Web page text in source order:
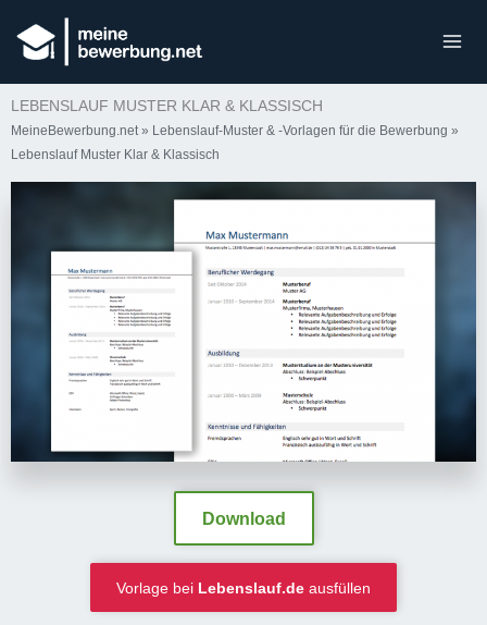
LEBENSLAUF MUSTER KLAR & KLASSISCH
MeineBewerbung.net » Lebenslauf-Muster & -Vorlagen für die Bewerbung »
Lebenslauf Muster Klar & Klassisch
Download
Vorlage bei Lebenslauf.de ausfüllen